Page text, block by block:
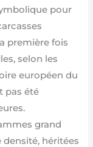
pour
première fois
selon les
européen du
pas été
grand
héritées